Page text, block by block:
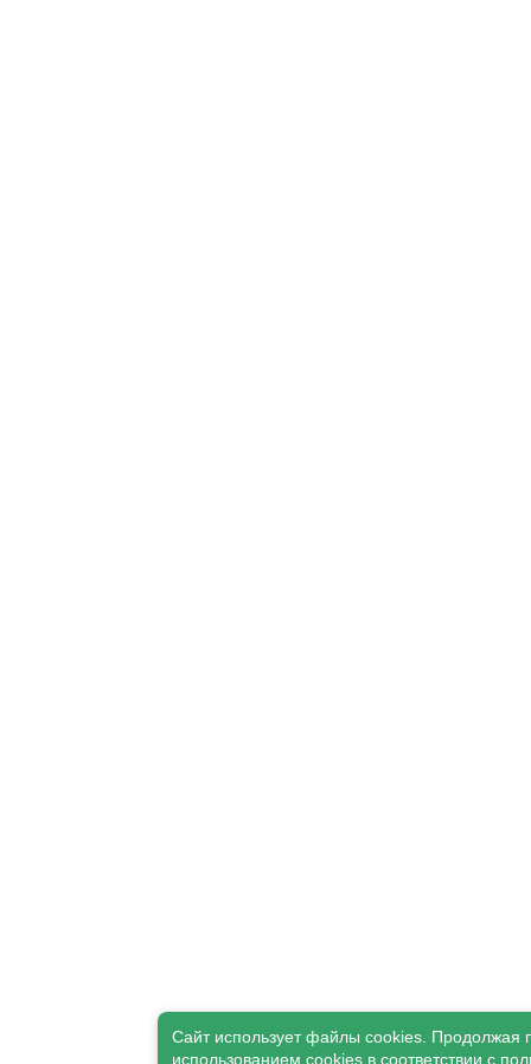
Сайт использует файлы cookies. Продолжая
использованием cookies в соответствии с